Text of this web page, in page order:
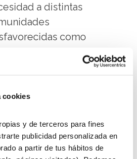
cookies
y de terceros para fines
publicidad personalizada en
a partir de tus hábitos de
a distintas
como
del pueblo
por la guerra
del
peruano.